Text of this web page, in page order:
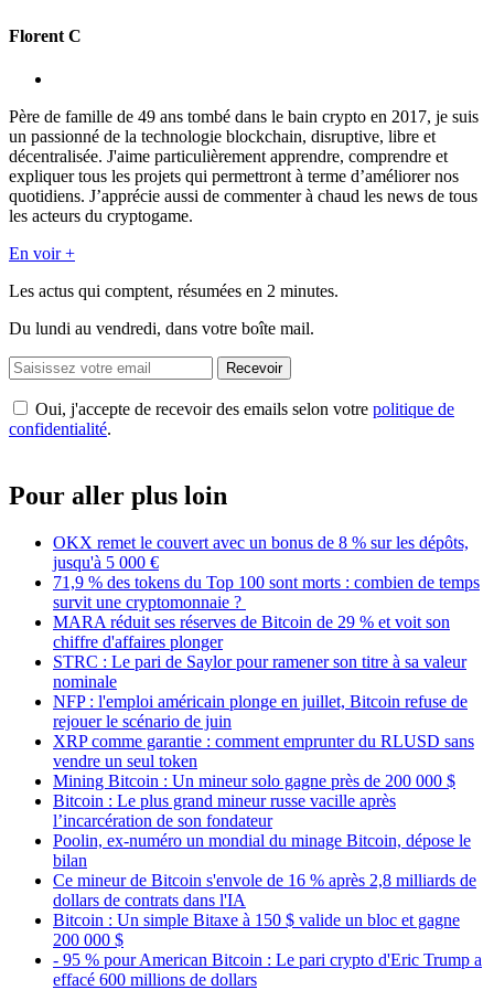
Florent C
Père de famille de 49 ans tombé dans le bain crypto en 2017, je suis
un passionné de la technologie blockchain, disruptive, libre et
décentralisée. J'aime particulièrement apprendre, comprendre et
expliquer tous les projets qui permettront à terme d’améliorer nos
quotidiens. J’apprécie aussi de commenter à chaud les news de tous
les acteurs du cryptogame.
En voir +
Les actus qui comptent, résumées en 2 minutes.
Du lundi au vendredi, dans votre boîte mail.
Recevoir
Oui, j'accepte de recevoir des emails selon votre politique de
confidentialité.
Pour aller plus loin
OKX remet le couvert avec un bonus de 8 % sur les dépôts,
jusqu'à 5 000 €
71,9 % des tokens du Top 100 sont morts : combien de temps
survit une cryptomonnaie ?
MARA réduit ses réserves de Bitcoin de 29 % et voit son
chiffre d'affaires plonger
STRC : Le pari de Saylor pour ramener son titre à sa valeur
nominale
NFP : l'emploi américain plonge en juillet, Bitcoin refuse de
rejouer le scénario de juin
XRP comme garantie : comment emprunter du RLUSD sans
vendre un seul token
Mining Bitcoin : Un mineur solo gagne près de 200 000 $
Bitcoin : Le plus grand mineur russe vacille après
l’incarcération de son fondateur
Poolin, ex-numéro un mondial du minage Bitcoin, dépose le
bilan
Ce mineur de Bitcoin s'envole de 16 % après 2,8 milliards de
dollars de contrats dans l'IA
Bitcoin : Un simple Bitaxe à 150 $ valide un bloc et gagne
200 000 $
- 95 % pour American Bitcoin : Le pari crypto d'Eric Trump a
effacé 600 millions de dollars